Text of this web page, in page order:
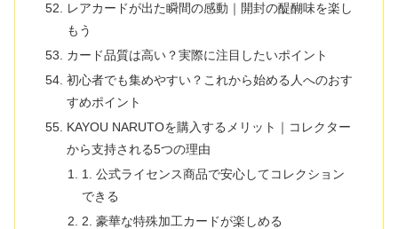
レアカードが出た瞬間の感動｜開封の醍醐味を楽し
もう
カード品質は高い？実際に注目したいポイント
初心者でも集めやすい？これから始める人へのおす
すめポイント
KAYOU NARUTOを購入するメリット｜コレクター
から支持される5つの理由
1. 公式ライセンス商品で安心してコレクション
できる
2. 豪華な特殊加工カードが楽しめる